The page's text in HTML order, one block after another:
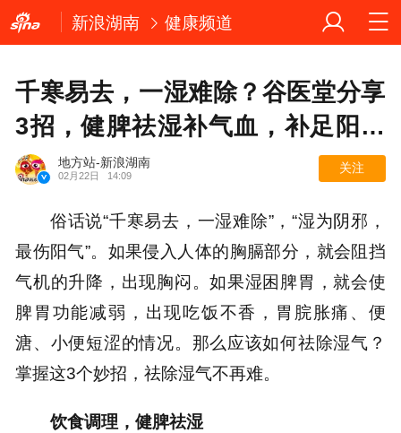
新浪湖南 健康频道
千寒易去，一湿难除？谷医堂分享
3招，健脾祛湿补气血，补足阳气
一年不生病
地方站-新浪湖南
02月22日 14:09
关注
俗话说“千寒易去，一湿难除”，“湿为阴邪，
最伤阳气”。如果侵入人体的胸膈部分，就会阻挡
气机的升降，出现胸闷。如果湿困脾胃，就会使
脾胃功能减弱，出现吃饭不香，胃脘胀痛、便
溏、小便短涩的情况。那么应该如何祛除湿气？
掌握这3个妙招，祛除湿气不再难。
饮食调理，健脾祛湿